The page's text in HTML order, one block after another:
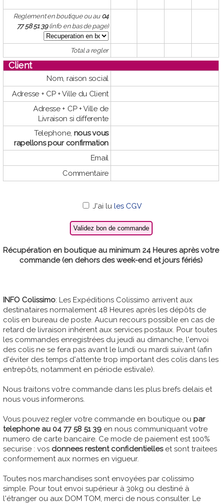
Reglement en boutique ou au 04
77 58 51 39(info en bas de page)
Total a regler
Client
Nom, raison social
Adresse + CP + Ville du Client
Adresse + CP + Ville de
Livraison si differente
Telephone, nous vous
rapellons pour confirmation
Email
Commentaire
J'ai lu les CGV
Récupération en boutique au minimum 24 Heures après votre
commande (en dehors des week-end et jours fériés)
INFO Colissimo: Les Expéditions Colissimo arrivent aux
destinataires normalement 48 Heures après les dépôts de
colis en bureau de poste. Aucun recours possible en cas de
retard de livraison inhérent aux services postaux. Pour toutes
les commandes enregistrées du jeudi au dimanche, l'envoi
des colis ne se fera pas avant le lundi ou mardi suivant (afin
d'éviter des temps d'attente trop important des colis dans les
entrepôts, notamment en période estivale).
Nous traitons votre commande dans les plus brefs delais et
nous vous informerons.
Vous pouvez regler votre commande en boutique ou par
telephone au 04 77 58 51 39 en nous communiquant votre
numero de carte bancaire. Ce mode de paiement est 100%
securise : vos donnees restent confidentielleset sont traitees
conformement aux normes en vigueur.
Toutes nos marchandises sont envoyées par colissimo
simple. Pour tout envoi supérieur à 30kg ou destiné à
l'étranger ou aux DOM TOM, merci de nous consulter. Le